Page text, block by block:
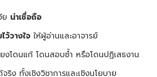
ย น่าเชื่อถือ
ว้วางใจให้ผู้อ่านและอาจารย์
งโดนแก้ โดนสอบซ้ำ หรือโดนปฏิเสธงาน
ริง ทั้งเชิงวิชาการและเชิงนโยบาย